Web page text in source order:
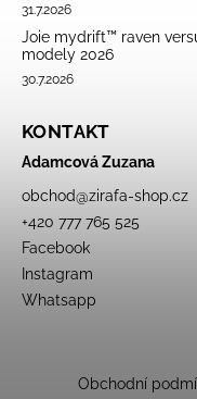
31.7.2026
Joie mydrift™ raven
modely 2026
30.7.2026
KONTAKT
Adamcová Zuzana
obchod@zirafa-shop.cz
+420 777 765 525
Facebook
Instagram
Whatsapp
Obchodní